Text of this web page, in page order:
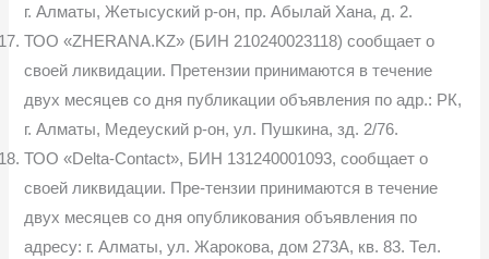
г. Алматы, Жетысуский р-он, пр. Абылай Хана, д. 2.
ТОО «ZHERANA.KZ» (БИН 210240023118) сообщает о
своей ликвидации. Претензии принимаются в течение
двух месяцев со дня публикации объявления по адр.: РК,
г. Алматы, Медеуский р-он, ул. Пушкина, зд. 2/76.
ТОО «Delta-Contact», БИН 131240001093, сообщает о
своей ликвидации. Пре-тензии принимаются в течение
двух месяцев со дня опубликования объявления по
адресу: г. Алматы, ул. Жарокова, дом 273А, кв. 83. Тел.